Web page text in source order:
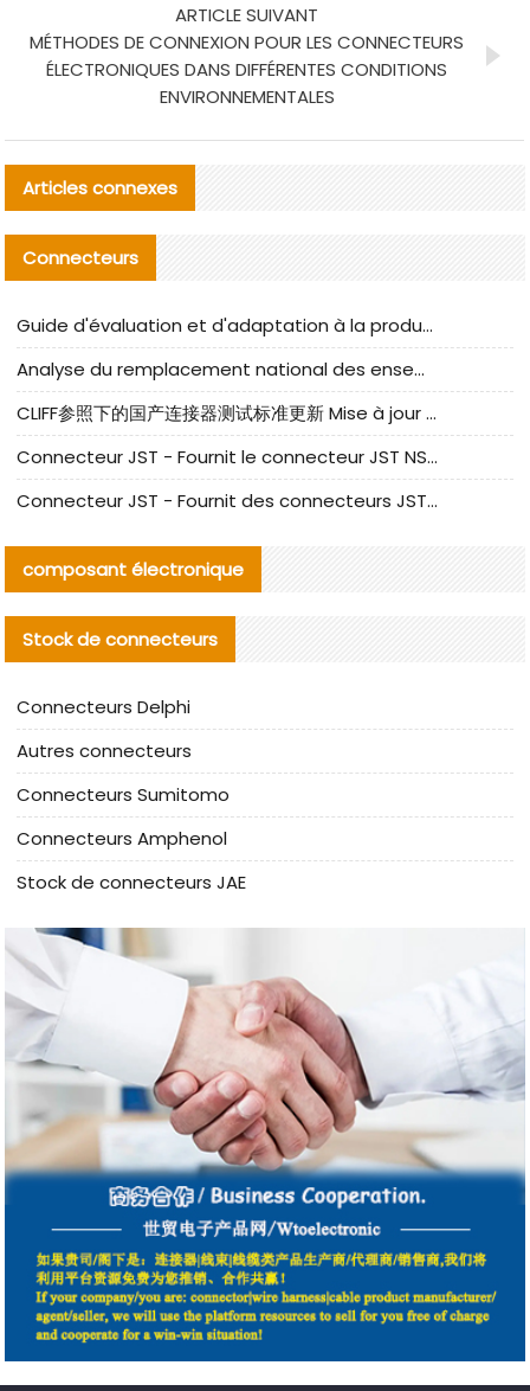
ARTICLE SUIVANT
MÉTHODES DE CONNEXION POUR LES CONNECTEURS
ÉLECTRONIQUES DANS DIFFÉRENTES CONDITIONS
ENVIRONNEMENTALES
Articles connexes
Connecteurs
Guide d'évaluation et d'adaptation à la production des composants de câbles nationaux CNC Tech
Analyse du remplacement national des ensembles de câbles à fréquence élevée I-PEX
CLIFF参照下的国产连接器测试标准更新 Mise à jour des normes de test des connecteurs nationaux sous la référence CLIFF
Connecteur JST - Fournit le connecteur JST NSHR-02V-S original | Équivalent
Connecteur JST - Fournit des connecteurs JST GHR-09V-S authentiques et des produits de remplacement|
composant électronique
Stock de connecteurs
Connecteurs Delphi
Autres connecteurs
Connecteurs Sumitomo
Connecteurs Amphenol
Stock de connecteurs JAE